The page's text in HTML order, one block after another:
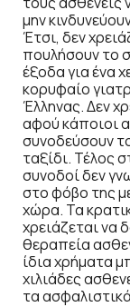
μην
Έτσι, δεν
πουλήσουν το
έξοδα για ένα
κορυφαίο
Έλληνας. Δεν
αφού κάποιοι
συνοδεύσουν
ταξίδι. Τέλος
συνοδοί δεν
στο φόβο της
χώρα. Τα
χρειάζεται να
θεραπεία
ίδια χρήματα
χιλιάδες
τα